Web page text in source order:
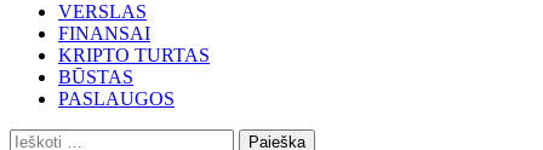
VERSLAS
FINANSAI
KRIPTO TURTAS
BŪSTAS
PASLAUGOS
Ieškoti: